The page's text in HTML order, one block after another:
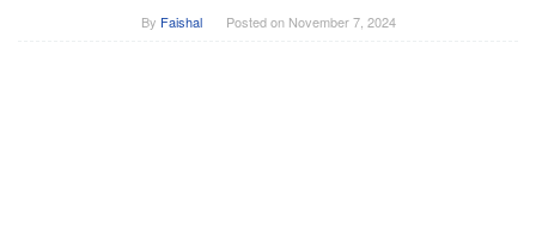
By Faishal Posted on November 7, 2024